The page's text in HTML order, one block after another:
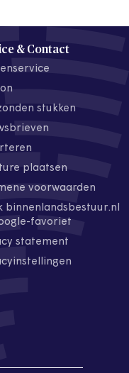
& Contact
stukken
plaatsen
voorwaarden
binnenlandsbestuur.nl
favoriet
statement